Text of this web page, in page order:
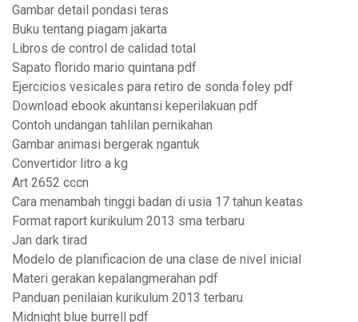
Gambar detail pondasi teras
Buku tentang piagam jakarta
Libros de control de calidad total
Sapato florido mario quintana pdf
Ejercicios vesicales para retiro de sonda foley pdf
Download ebook akuntansi keperilakuan pdf
Contoh undangan tahlilan pernikahan
Gambar animasi bergerak ngantuk
Convertidor litro a kg
Art 2652 cccn
Cara menambah tinggi badan di usia 17 tahun keatas
Format raport kurikulum 2013 sma terbaru
Jan dark tirad
Modelo de planificacion de una clase de nivel inicial
Materi gerakan kepalangmerahan pdf
Panduan penilaian kurikulum 2013 terbaru
Midnight blue burrell pdf